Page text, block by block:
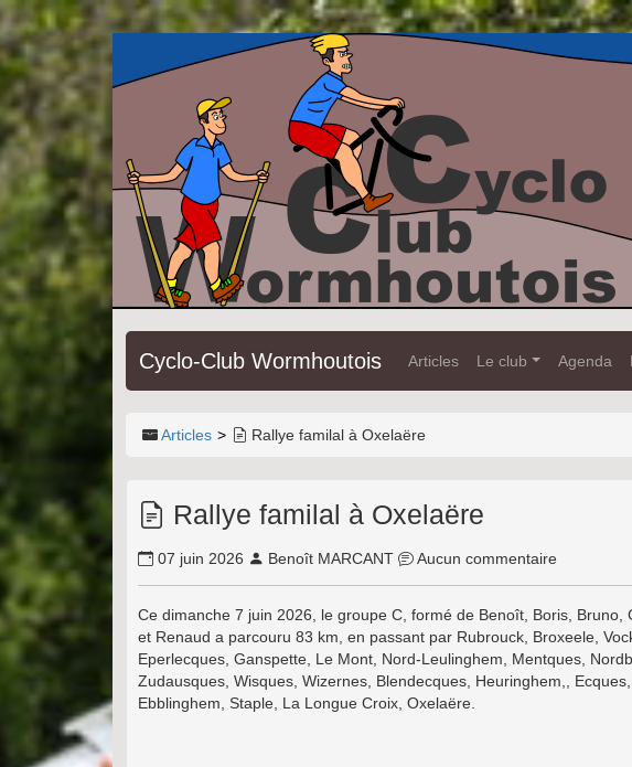
Cyclo-Club Wormhoutois Articles Le club Agenda
Articles Rallye familal à Oxelaëre
Rallye familal à Oxelaëre
07 juin 2026 Benoît MARCANT Aucun commentaire
Ce dimanche 7 juin 2026, le groupe C, formé de Benoît, Boris, Bruno,
et Renaud a parcouru 83 km, en passant par Rubrouck, Broxeele,
Eperlecques, Ganspette, Le Mont, Nord-Leulinghem, Mentques,
Zudausques, Wisques, Wizernes, Blendecques, Heuringhem,,
Ebblinghem, Staple, La Longue Croix, Oxelaëre.